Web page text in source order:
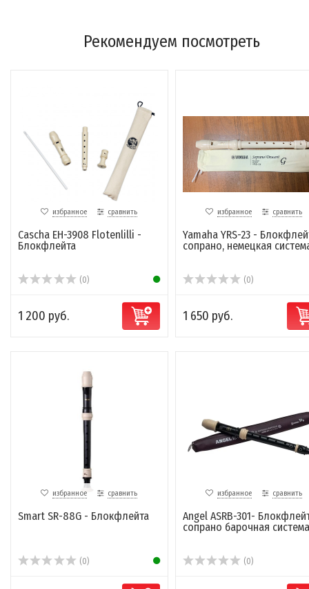
Рекомендуем посмотреть
избранное сравнить
Cascha EH-3908 Flotenlilli -
Блокфлейта
(0)
1 200 руб.
избранное сравнить
Yamaha YRS-23 -
сопрано, немецкая
(0)
1 650 руб.
избранное сравнить
Smart SR-88G - Блокфлейта
(0)
избранное сравнить
Angel ASRB-301-
сопрано барочная система
(0)